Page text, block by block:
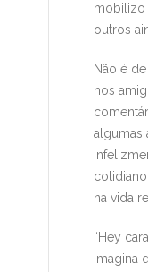
mobilizo
outros
Não é
nos
algumas
na vida
“Hey
imagina